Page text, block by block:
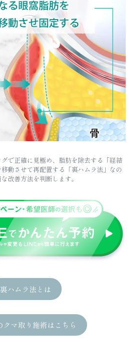
で正確に見極め、脂肪を除去する「経結
動させて再配置する「裏ハムラ法」なの
改善方法を判断します。
裏ハムラ法とは
クマ取り施術はこちら